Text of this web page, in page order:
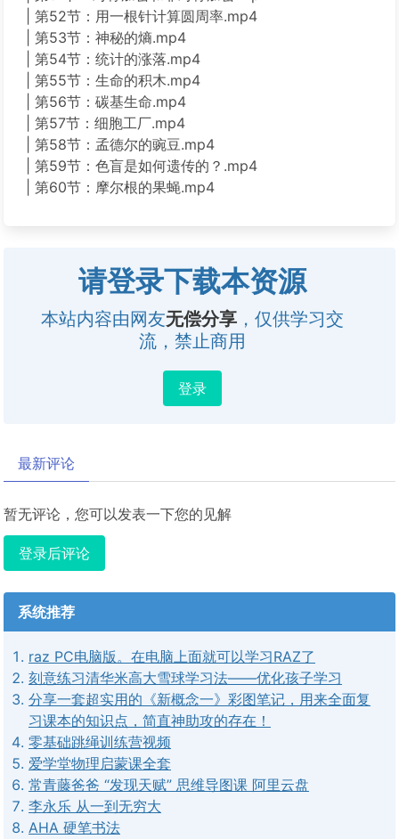
| 第52节：用一根针计算圆周率.mp4
| 第53节：神秘的熵.mp4
| 第54节：统计的涨落.mp4
| 第55节：生命的积木.mp4
| 第56节：碳基生命.mp4
| 第57节：细胞工厂.mp4
| 第58节：孟德尔的豌豆.mp4
| 第59节：色盲是如何遗传的？.mp4
| 第60节：摩尔根的果蝇.mp4
请登录下载本资源
本站内容由网友无偿分享 ，仅供学习交
流，禁止商用
登录
最新评论
暂无评论，您可以发表一下您的见解
登录后评论
系统推荐
raz PC电脑版。在电脑上面就可以学习RAZ了
刻意练习清华米高大雪球学习法——优化孩子学习
分享一套超实用的《新概念一》彩图笔记，用来全面复
习课本的知识点，简直神助攻的存在！
零基础跳绳训练营视频
爱学堂物理启蒙课全套
常青藤爸爸 “发现天赋” 思维导图课 阿里云盘
李永乐 从一到无穷大
AHA 硬笔书法